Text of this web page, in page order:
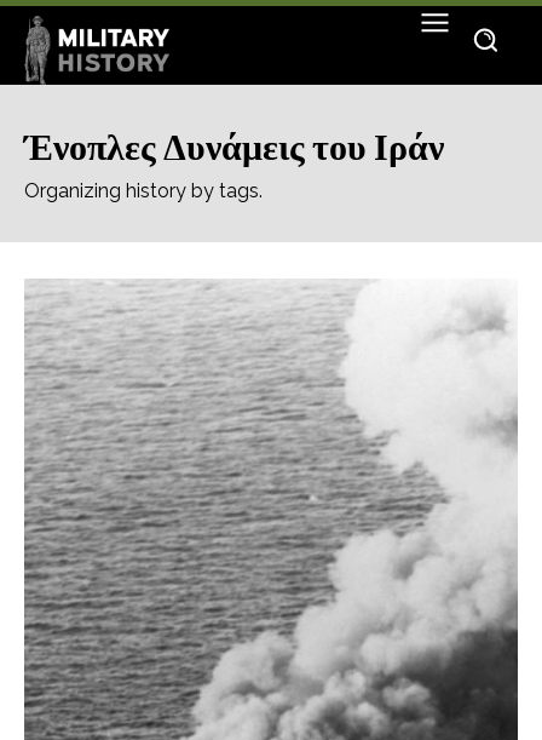
Ένοπλες Δυνάμεις του Ιράν
Organizing history by tags.